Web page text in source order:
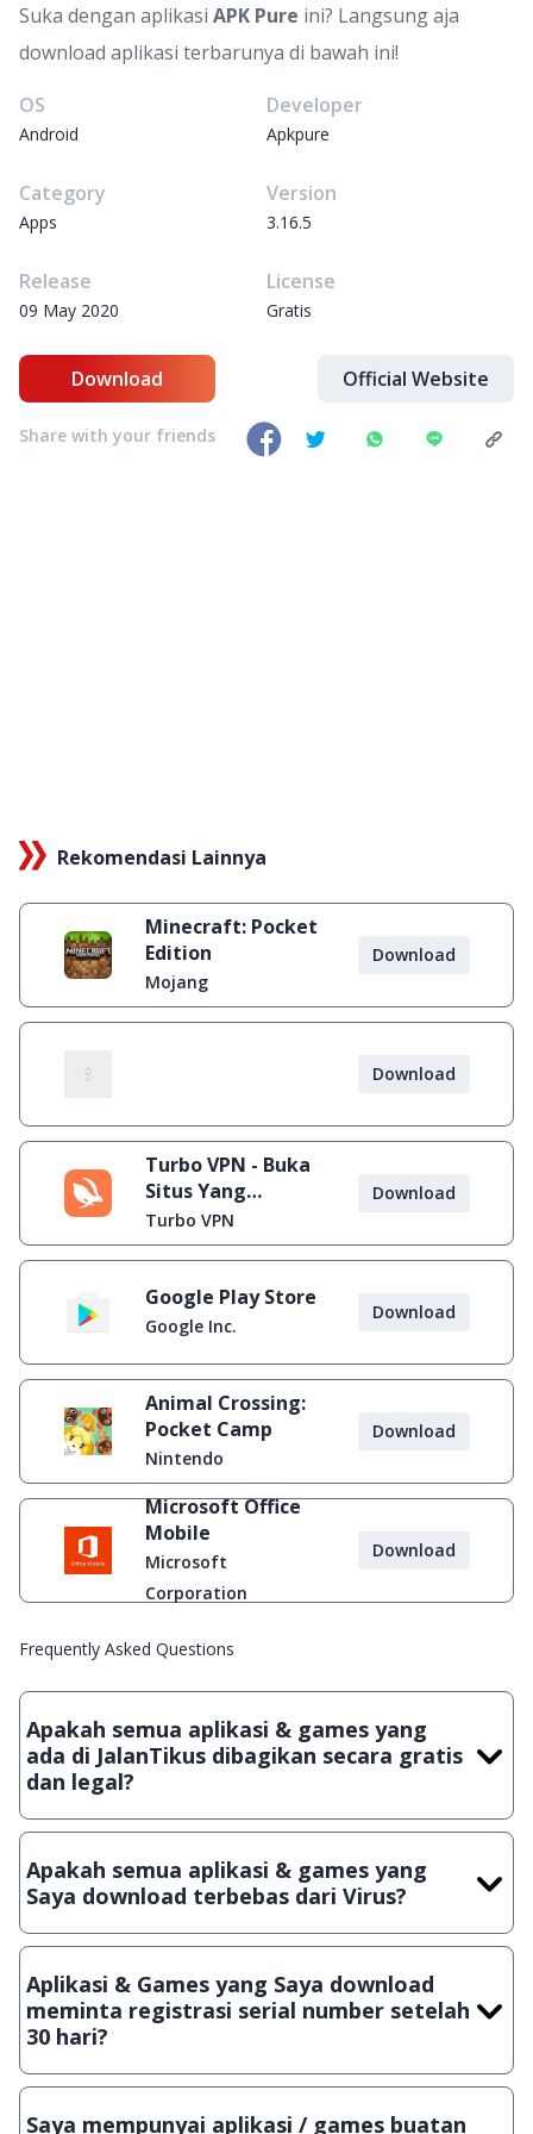
Suka dengan aplikasi APK Pure ini? Langsung aja
download aplikasi terbarunya di bawah ini!
OS
Android
Developer
Apkpure
Category
Apps
Version
3.16.5
Release
09 May 2020
License
Gratis
Download Official Website
Share with your friends
Rekomendasi Lainnya
Minecraft: Pocket
Edition
Mojang
Download
Download
Turbo VPN - Buka
Situs Yang
Diblokir
Turbo VPN
Download
Google Play Store
Google Inc.
Download
Animal Crossing:
Pocket Camp
Nintendo
Download
Microsoft Office
Mobile
Microsoft
Corporation
Download
Frequently Asked Questions
Apakah semua aplikasi & games yang
ada di JalanTikus dibagikan secara gratis
dan legal?
Ya, JalanTikus hanya membagikan aplikasi & games yang
crack, patch atau semacamnya.
Apakah semua aplikasi & games yang
Saya download terbebas dari Virus?
Ya, JalanTikus selalu melakukan scanning dengan 3 jenis
suatu aplikasi atau games, sehingga bisa dijamin 100%
terbebas dari virus.
Aplikasi & Games yang Saya download
meminta registrasi serial number setelah
30 hari?
Meskipun dibagikan secara gratis, namun ada beberapa
Saya mempunyai aplikasi / games buatan